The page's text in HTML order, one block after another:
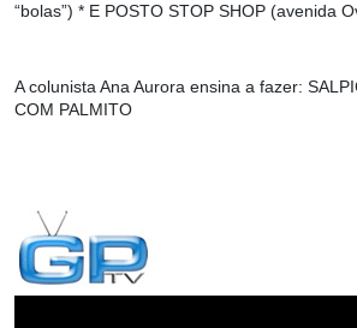
“bolas”) * E POSTO STOP SHOP (avenida
A colunista Ana Aurora ensina a fazer:
COM PALMITO